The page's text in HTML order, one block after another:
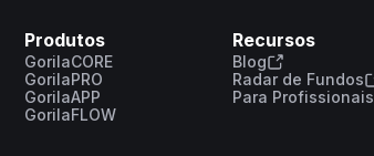
Produtos
GorilaCORE
GorilaPRO
GorilaAPP
GorilaFLOW
Recursos
Blog
Radar de Fundos
Para Profissionais